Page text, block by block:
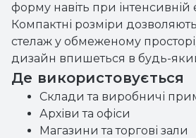
форму навіть при інтенсивній
Компактні розміри
стелаж у обмеженому
дизайн впишеться в будь-
Де використовується
Склади та виробничі
Архіви та офіси
Магазини та торгові зали